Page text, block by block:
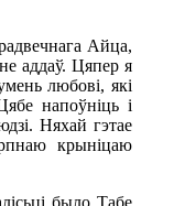
Айца,
аддаў. Цяпер я
любові, які
напоўніць і
Няхай гэтае
крыніцаю
было Табе